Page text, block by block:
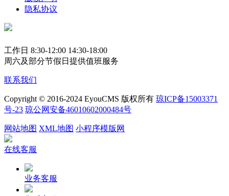
隐私协议
工作日 8:30-12:00 14:30-18:00
周六及部分节假日提供值班服务
联系我们
Copyright © 2016-2024 EyouCMS 版权所有 琼ICP备15003371
号-23 琼公网安备46010602000484号
网站地图 XML地图 小程序模版网
在线客服
业务客服